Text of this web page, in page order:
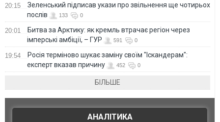
20:15
Зеленський підписав укази про звільнення ще чотирьох
послів
133 0
20:01
Битва за Арктику: як кремль втрачає регіон через
імперські амбіції, – ГУР
591 0
19:54
Росія терміново шукає заміну своїм "Іскандерам":
експерт вказав причину
452 0
БІЛЬШЕ
АНАЛІТИКА